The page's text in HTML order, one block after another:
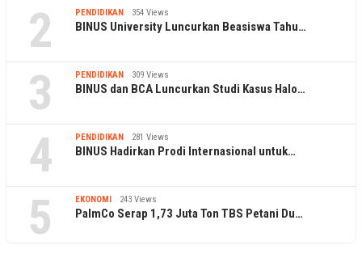
2 PENDIDIKAN 354 Views
BINUS University Luncurkan Beasiswa Tahu…
3 PENDIDIKAN 309 Views
BINUS dan BCA Luncurkan Studi Kasus Halo…
4 PENDIDIKAN 281 Views
BINUS Hadirkan Prodi Internasional untuk…
5 EKONOMI 243 Views
PalmCo Serap 1,73 Juta Ton TBS Petani Du…